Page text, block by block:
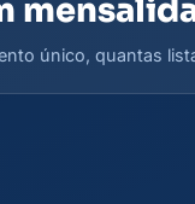
único, quantas